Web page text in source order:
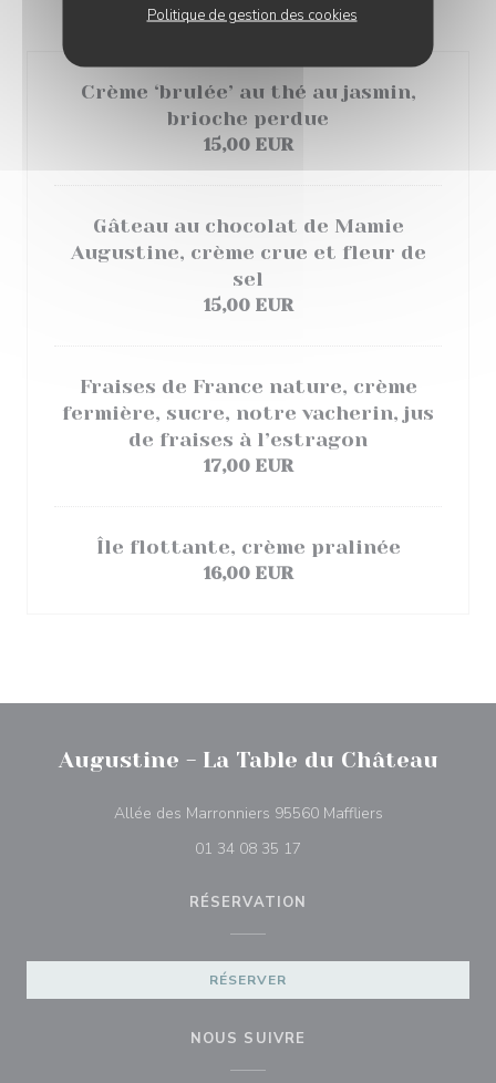
Politique de gestion des cookies
DESSERTS
Crème ‘brulée’ au thé au jasmin,
brioche perdue
15,00 EUR
Gâteau au chocolat de Mamie
Augustine, crème crue et fleur de
sel
15,00 EUR
Fraises de France nature, crème
fermière, sucre, notre vacherin, jus
de fraises à l’estragon
17,00 EUR
Île flottante, crème pralinée
16,00 EUR
Augustine - La Table du Château
Allée des Marronniers 95560 Maffliers((ouvre une
01 34 08 35 17
RÉSERVATION
RÉSERVER
NOUS SUIVRE